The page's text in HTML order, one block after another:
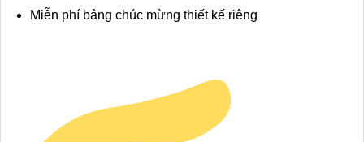
Miễn phí bảng chúc mừng thiết kế riêng